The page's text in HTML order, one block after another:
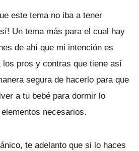
este tema no iba a tener
Un tema más para el cual hay
de ahí que mi intención es
los pros y contras que tiene así
segura de hacerlo para que
a tu bebé para dormir lo
necesarios.
te adelanto que si lo haces